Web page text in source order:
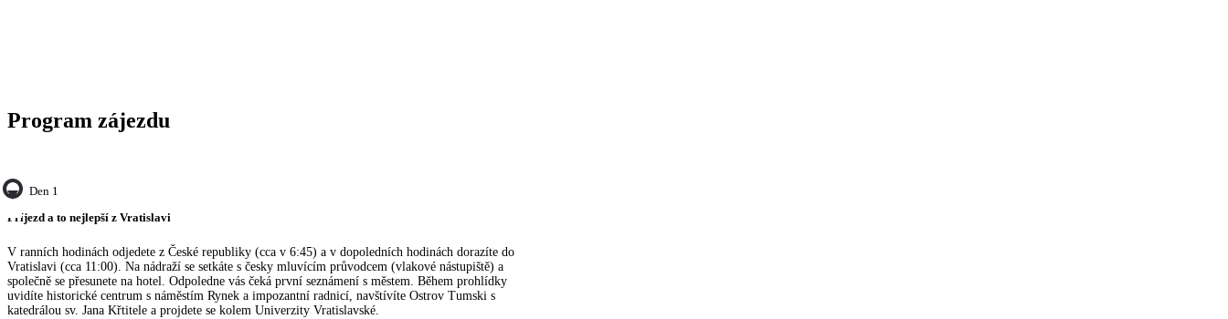
Program zájezdu
Den 1
Příjezd a to nejlepší z Vratislavi
V ranních hodinách odjedete z České republiky (cca v 6:45) a v dopoledních hodinách dorazíte do
Vratislavi (cca 11:00). Na nádraží se setkáte s česky mluvícím průvodcem (vlakové nástupiště) a
společně se přesunete na hotel. Odpoledne vás čeká první seznámení s městem. Během prohlídky
uvidíte historické centrum s náměstím Rynek a impozantní radnicí, navštívíte Ostrov Tumski s
katedrálou sv. Jana Křtitele a projdete se kolem Univerzity Vratislavské.